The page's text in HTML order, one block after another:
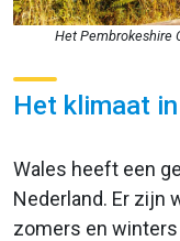
Het Pembrokeshire
Het klimaat
Wales heeft een
Nederland. Er zijn
zomers en